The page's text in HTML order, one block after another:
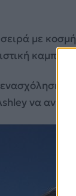
σειρά με
να